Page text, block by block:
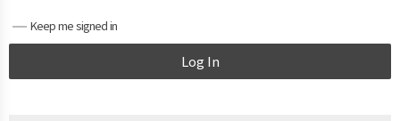
Keep me signed in
Log In